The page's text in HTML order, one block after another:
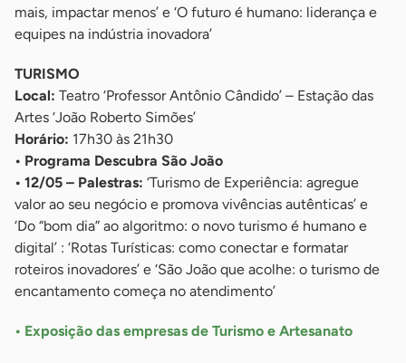
mais, impactar menos’ e ‘O futuro é humano: liderança e
equipes na indústria inovadora’
TURISMO
Local: Teatro ‘Professor Antônio Cândido’ – Estação das
Artes ‘João Roberto Simões’
Horário: 17h30 às 21h30
• Programa Descubra São João
• 12/05 – Palestras: ‘Turismo de Experiência: agregue
valor ao seu negócio e promova vivências autênticas’ e
‘Do “bom dia” ao algoritmo: o novo turismo é humano e
digital’ : ‘Rotas Turísticas: como conectar e formatar
roteiros inovadores’ e ‘São João que acolhe: o turismo de
encantamento começa no atendimento’
• Exposição das empresas de Turismo e Artesanato